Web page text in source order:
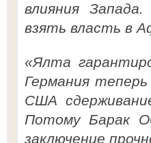
влияния
взять власть в
«Ялта
Германия
США
Потому Барак
заключение